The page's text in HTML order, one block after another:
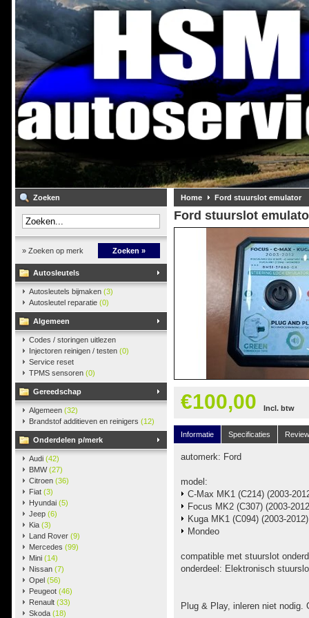
Zoeken
» Zoeken op merk Zoeken »
Autosleutels
Autosleutels bijmaken (3)
Autosleutel reparatie (0)
Algemeen
Codes / storingen uitlezen
Injectoren reinigen / testen (0)
Service reset
TPMS sensoren (0)
Gereedschap
Algemeen (32)
Brandstof additieven en reinigers (12)
Onderdelen p/merk
Audi (42)
BMW(27)
Citroen (36)
Fiat (3)
Hyundai (5)
Jeep (6)
Kia (3)
Land Rover (9)
Mercedes (99)
Mini (14)
Nissan (7)
Opel (56)
Peugeot (46)
Renault (33)
Skoda (18)
Home Ford stuurslot emulator
Ford stuurslot
€100,00 Incl. btw
Informatie Specificaties
automerk: Ford
model:
C-Max MK1 (C214) (2003-
Focus MK2 (C307) (2003-
Kuga MK1 (C094) (2003-2012)
Mondeo
compatible met stuurslot
onderdeel: Elektronisch
Plug & Play, inleren niet nodig.